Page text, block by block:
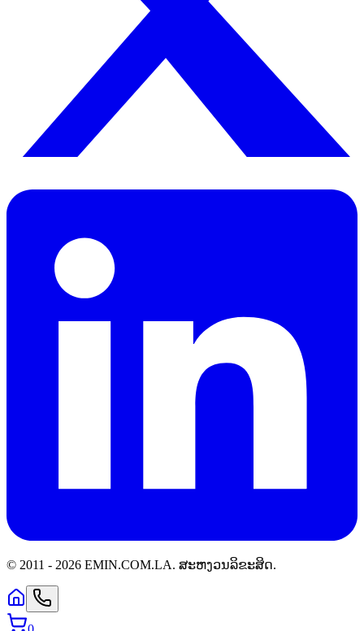
© 2011 - 2026 EMIN.COM.LA. ສະຫງວນລິຂະສິດ.